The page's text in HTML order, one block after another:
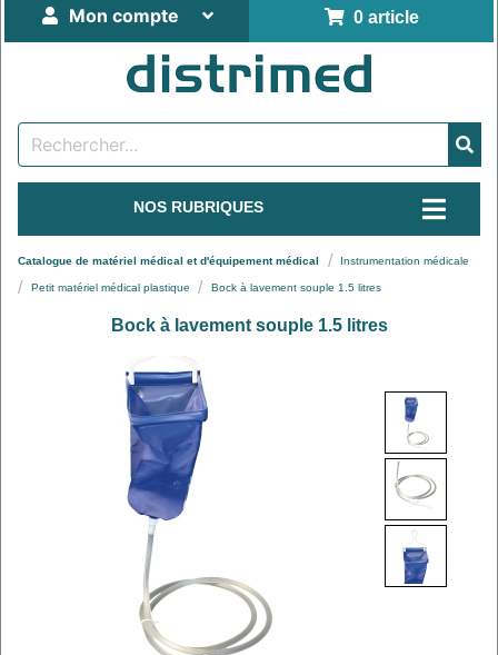
0 article
Mon compte
NOS RUBRIQUES
Catalogue de matériel médical et d'équipement médical Instrumentation médicale
Petit matériel médical plastique Bock à lavement souple 1.5 litres
Bock à lavement souple 1.5 litres